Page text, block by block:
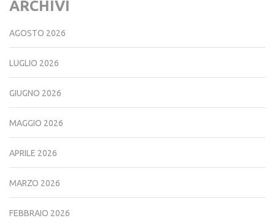
AGOSTO 2026
LUGLIO 2026
GIUGNO 2026
MAGGIO 2026
APRILE 2026
MARZO 2026